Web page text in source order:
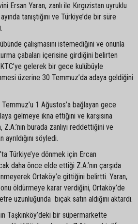
Ersan Yaran, zanlı ile Kırgızistan uyruklu
ayında tanıştığını ve Türkiye’de bir süre
çalışmasını istemediğini ve onunla
çabaları içerisine girdiğini belirten
gelerek bir gece kulübüyle
üzerine 30 Temmuz’da adaya geldiğini
Temmuz’u 1 Ağustos’a bağlayan gece
gelmeye ikna ettiğini ve karşısına
Z.A.’nın burada zanlıyı reddettiğini ve
söyledi.
Türkiye’ye dönmek için Ercan
daha önce elde ettiği Z.A.’nın çarşıda
Ortaköy’e gittiğini belirtti. Yaran,
onu öldürmeye karar verdiğini, Ortaköy’de
uzunluğunda bıçak satın aldığını aktardı.
Taşkınköy’deki bir süpermarkette